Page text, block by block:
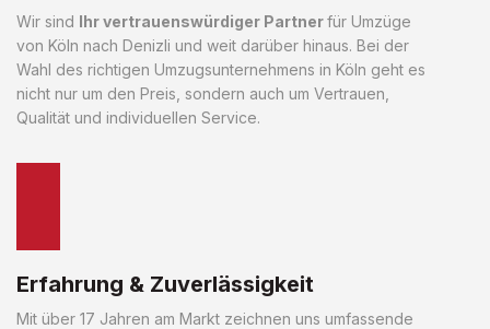
Wir sind Ihr vertrauenswürdiger Partnerfür Umzüge
von Köln nach Denizli und weit darüber hinaus. Bei der
Wahl des richtigen Umzugsunternehmens in Köln geht es
nicht nur um den Preis, sondern auch um Vertrauen,
Qualität und individuellen Service.
Erfahrung & Zuverlässigkeit
Mit über 17 Jahren am Markt zeichnen uns umfassende